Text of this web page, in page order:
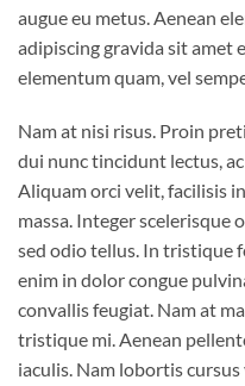
augue eu metus. Aenean
adipiscing gravida sit amet
elementum quam, vel
Nam at nisi risus. Proin
dui nunc tincidunt lectus,
Aliquam orci velit, facilisis
massa. Integer scelerisque
sed odio tellus. In tristique
enim in dolor congue
convallis feugiat. Nam at
tristique mi. Aenean
iaculis. Nam lobortis